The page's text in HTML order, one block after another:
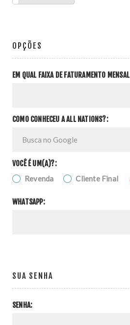
OPÇÕES
EM QUAL FAIXA DE FATURAMENTO
COMO CONHECEU A ALL NATIONS?:
VOCÊ É UM(A)?:
Revenda Cliente Final
WHATSAPP:
SUA SENHA
SENHA: